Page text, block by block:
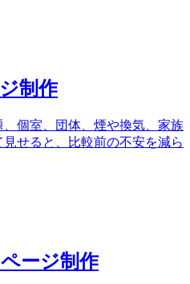
制作
個室、団体、煙や換気、家族
せると、比較前の不安を減ら
ージ制作